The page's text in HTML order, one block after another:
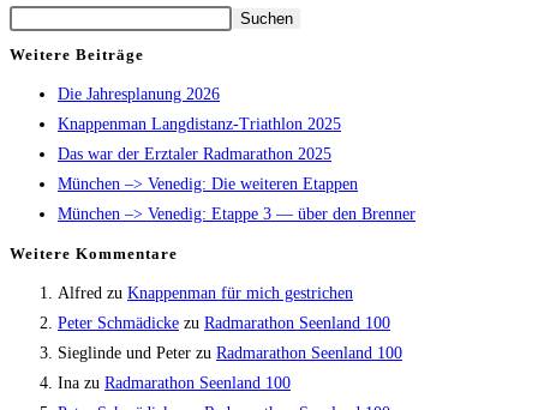
Suchen
Weitere Beiträge
Die Jahresplanung 2026
Knappenman Langdistanz-Triathlon 2025
Das war der Erztaler Radmarathon 2025
München –> Venedig: Die weiteren Etappen
München –> Venedig: Etappe 3 — über den Brenner
Weitere Kommentare
Alfred zu Knappenman für mich gestrichen
Peter Schmädicke zu Radmarathon Seenland 100
Sieglinde und Peter zu Radmarathon Seenland 100
Ina zu Radmarathon Seenland 100